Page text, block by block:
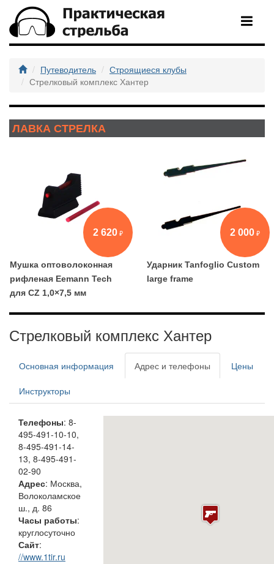
Путеводитель
Строящиеся клубы
Стрелковый комплекс Хантер
ЛАВКА СТРЕЛКА
2 620
Мушка оптоволоконная
рифленая Eemann Tech
для CZ 1,0×7,5 мм
2 000
Ударник Tanfoglio Custom
large frame
Стрелковый комплекс Хантер
Основная информация Адрес и телефоны Цены
Инструкторы
Телефоны: 8-
495-491-10-10,
8-495-491-14-
13, 8-495-491-
02-90
Адрес: Москва,
Волоколамское
ш., д. 86
Часы работы:
круглосуточно
Сайт:
//www.1tir.ru